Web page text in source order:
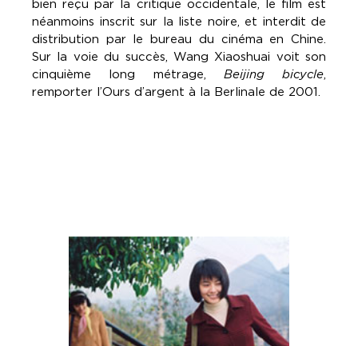
bien reçu par la critique occidentale, le film est
néanmoins inscrit sur la liste noire, et interdit de
distribution par le bureau du cinéma en Chine.
Sur la voie du succès, Wang Xiaoshuai voit son
cinquième long métrage, Beijing bicycle,
remporter l’Ours d’argent à la Berlinale de 2001.